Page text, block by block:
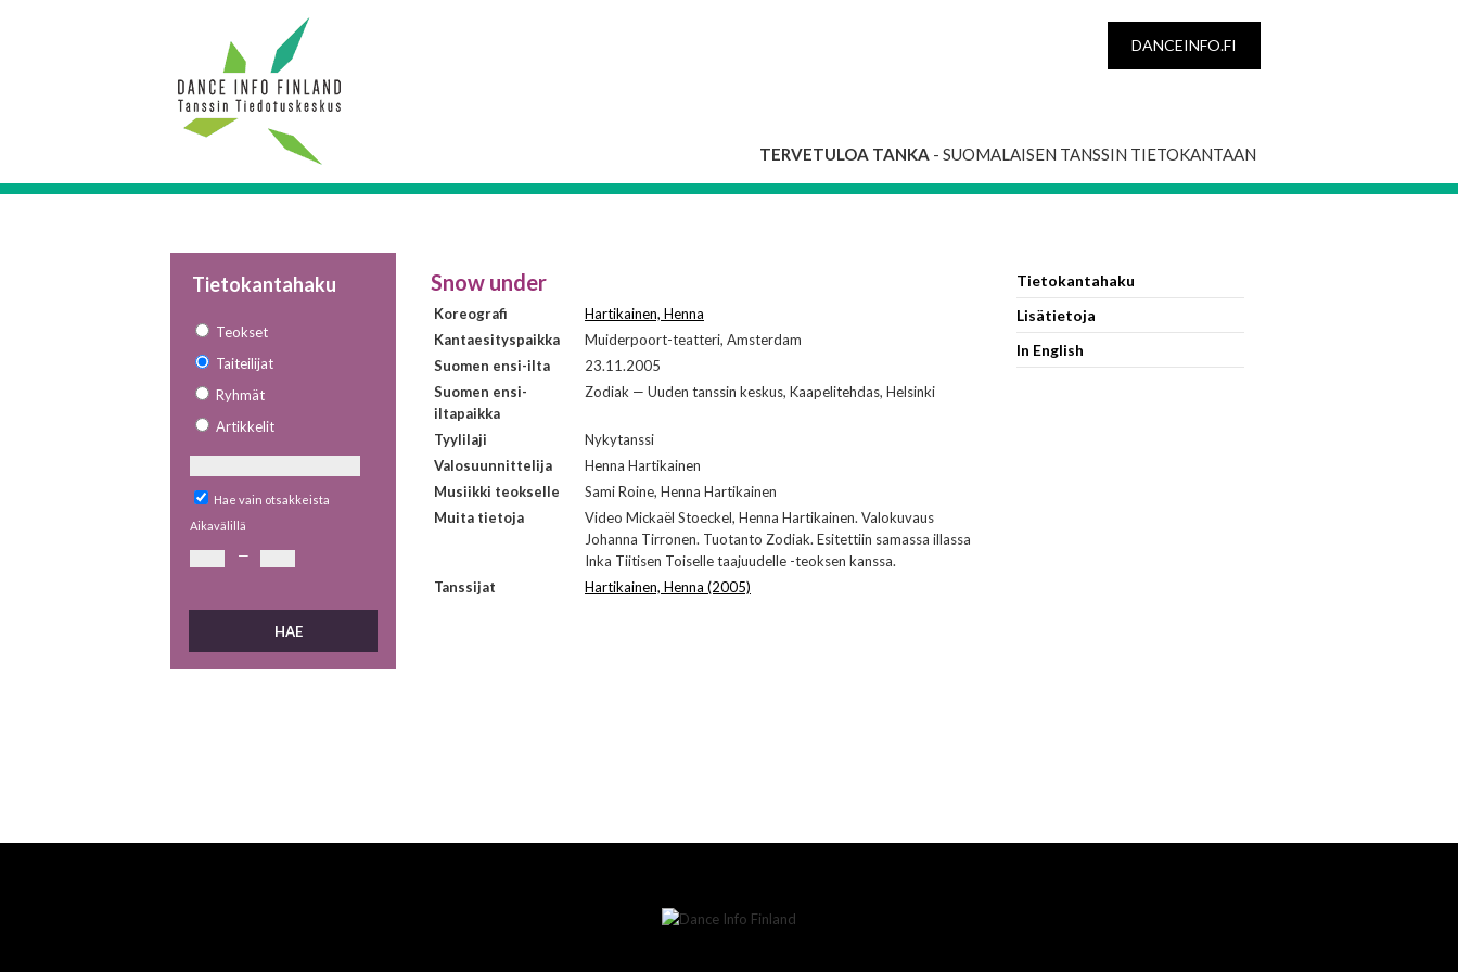
DANCEINFO.FI
TERVETULOA TANKA - SUOMALAISEN TANSSIN TIETOKANTAAN
Tietokantahaku
Teokset
Taiteilijat
Ryhmät
Artikkelit
Hae vain otsakkeista
Aikavälillä
—
Snow under
Koreografi
Hartikainen, Henna
Kantaesityspaikka
Muiderpoort-teatteri, Amsterdam
Suomen ensi-ilta
23.11.2005
Suomen ensi-
iltapaikka
Zodiak — Uuden tanssin keskus, Kaapelitehdas, Helsinki
Tyylilaji
Nykytanssi
Valosuunnittelija
Henna Hartikainen
Musiikki teokselle
Sami Roine, Henna Hartikainen
Muita tietoja
Video Mickaël Stoeckel, Henna Hartikainen. Valokuvaus
Johanna Tirronen. Tuotanto Zodiak. Esitettiin samassa illassa
Inka Tiitisen Toiselle taajuudelle -teoksen kanssa.
Tanssijat
Hartikainen, Henna (2005)
Tietokantahaku
Lisätietoja
In English